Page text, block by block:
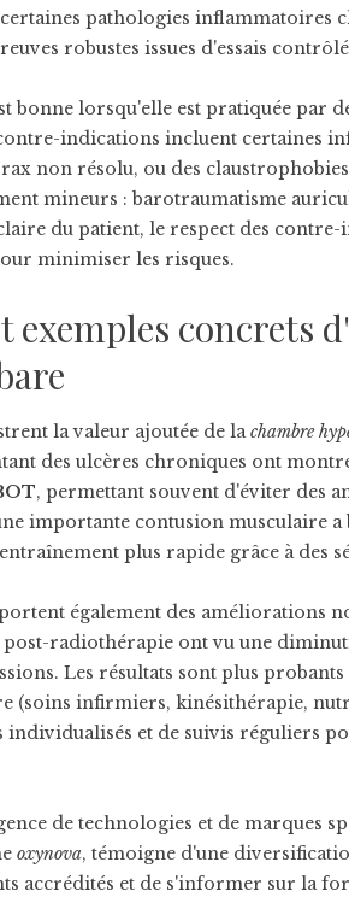
pathologies inflammatoires
robustes issues d'essais
bonne lorsqu'elle est pratiquée par
indications incluent certaines
non résolu, ou des
mineurs : barotraumatisme
du patient, le respect des contre-
minimiser les risques.
exemples concrets
la valeur ajoutée de lachambre
des ulcères chroniques ont
, permettant souvent d'éviter des
importante contusion musculaire
plus rapide grâce à des
également des améliorations
post-radiothérapie ont vu une
Les résultats sont plus
(soins infirmiers, kinésithérapie,
et de suivis réguliers
de technologies et de marques
oxynova, témoigne d'une
accrédités et de s'informer sur la